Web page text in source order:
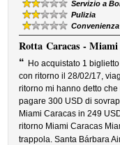
Servizio a
Pulizia
Convenienza
RottaCaracas - Miami
“ Ho acquistato 1
con ritorno il 28/02/17,
ritorno mi hanno detto
pagare 300 USD di
Miami Caracas in 249
ritorno Miami Caracas
trappola. Santa Bárbara